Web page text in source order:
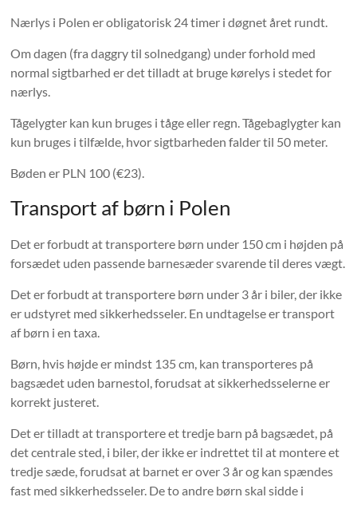
Nærlys i Polen er obligatorisk 24 timer i døgnet året rundt.
Om dagen (fra daggry til solnedgang) under forhold med
normal sigtbarhed er det tilladt at bruge kørelys i stedet for
nærlys.
Tågelygter kan kun bruges i tåge eller regn. Tågebaglygter kan
kun bruges i tilfælde, hvor sigtbarheden falder til 50 meter.
Bøden er PLN 100 (€23).
Transport af børn i Polen
Det er forbudt at transportere børn under 150 cm i højden på
forsædet uden passende barnesæder svarende til deres vægt.
Det er forbudt at transportere børn under 3 år i biler, der ikke
er udstyret med sikkerhedsseler. En undtagelse er transport
af børn i en taxa.
Børn, hvis højde er mindst 135 cm, kan transporteres på
bagsædet uden barnestol, forudsat at sikkerhedsselerne er
korrekt justeret.
Det er tilladt at transportere et tredje barn på bagsædet, på
det centrale sted, i biler, der ikke er indrettet til at montere et
tredje sæde, forudsat at barnet er over 3 år og kan spændes
fast med sikkerhedsseler. De to andre børn skal sidde i